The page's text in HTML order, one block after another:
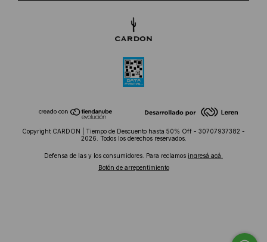
Copyright CARDON | Tiempo de Descuento hasta 50% Off - 30707937382 -
2026. Todos los derechos reservados.
Defensa de las y los consumidores. Para reclamos ingresá acá.
Botón de arrepentimiento